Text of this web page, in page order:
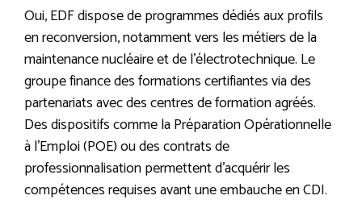
Oui, EDF dispose de programmes dédiés aux profils
en reconversion, notamment vers les métiers de la
maintenance nucléaire et de l’électrotechnique. Le
groupe finance des formations certifiantes via des
partenariats avec des centres de formation agréés.
Des dispositifs comme la Préparation Opérationnelle
à l’Emploi (POE) ou des contrats de
professionnalisation permettent d’acquérir les
compétences requises avant une embauche en CDI.